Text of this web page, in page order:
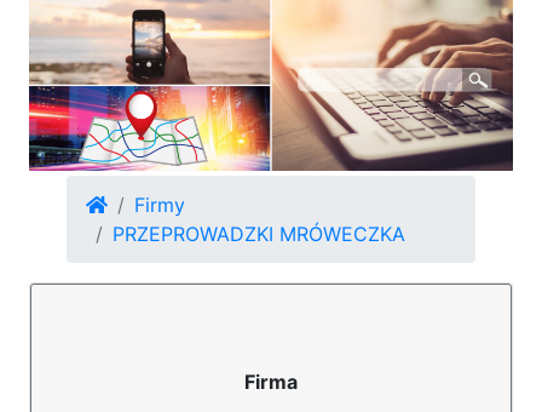
Firmy
PRZEPROWADZKI MRÓWECZKA
Firma